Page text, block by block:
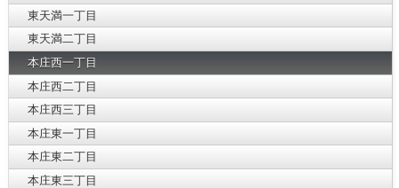
東天満一丁目
東天満二丁目
本庄西一丁目
本庄西二丁目
本庄西三丁目
本庄東一丁目
本庄東二丁目
本庄東三丁目